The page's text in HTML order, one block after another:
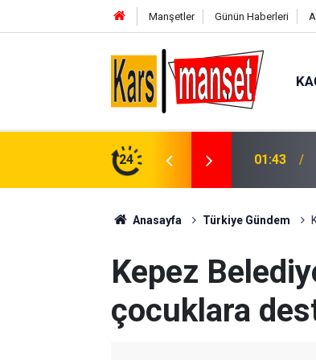
Manşetler Günün Haberleri
24
arazi aracı PTS direğine çarptı: 1 yaralı 01:43
Anasayfa Türkiye Gündem
Kepez
çocuklara